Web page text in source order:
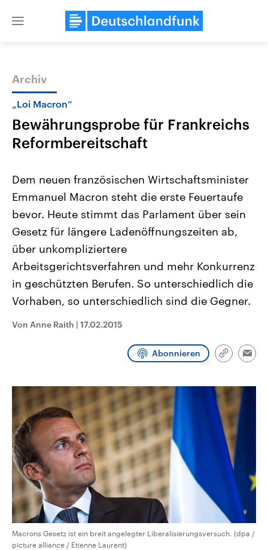
Close
Themen
Landtagswahl Sachsen-Anhalt
2026
Alle Informationen
Sachsen-Anhalt wählt am 6.
September 2026 einen neuen
Landtag. Seit 2021 wird das
Bundesland von einer Koalition aus
CDU, SPD und FDP regiert.-
Umfragen, Prognosen,
Wahlprogramme, aktuelle Berichte
und Hintergründe zu den Parteien
Wahl.
USA
Aktuelle Beiträge,
Hintergründe
Wirtschaftlich und
mit großem Einfluss auf
Sendungen Programm Podcasts
Archiv
„Loi Macron“
Bewährungsprobe für Frankreichs
Reformbereitschaft
Dem neuen französischen Wirtschaftsminister
Emmanuel Macron steht die erste Feuertaufe
bevor. Heute stimmt das Parlament über sein
Gesetz für längere Ladenöffnungszeiten ab,
über unkompliziertere
Arbeitsgerichtsverfahren und mehr Konkurrenz
in geschützten Berufen. So unterschiedlich die
Vorhaben, so unterschiedlich sind die Gegner.
Von Anne Raith | 17.02.2015
Abonnieren
Link
Macrons Gesetz ist ein breit angelegter Liberalisierungsversuch. (dpa /
picture alliance / Etienne Laurent)